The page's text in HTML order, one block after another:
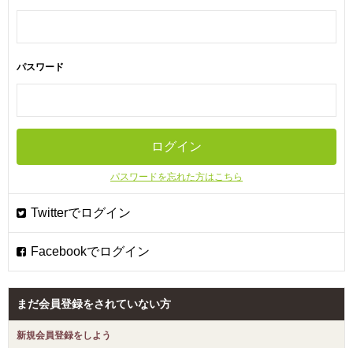
パスワード
パスワードを忘れた方はこちら
まだ会員登録をされていない方
新規会員登録をしよう